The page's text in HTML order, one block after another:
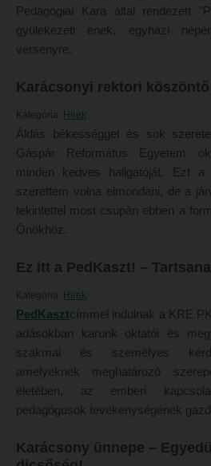
Átvétel más felsőoktatási intézményből
Jelentkezési lapok, nyomtatványok
HALLGATÓINKNAK
HÖK
Konzultációs időpontok
Kari pályázatok
Szakdolgozati tudnivalók
Tanulmányi határidők
Tanulmányi Osztály
Kérelmek – nyomtatványok
Hallgatói véleményvideók
Intézményi pontok
Hitéleti képzések jelentkezési lapja
Átvétel más felsőoktatási intézményből
Jelentkezési lapok, nyomtatványok
Ösztöndíjak
HALLGATÓINKNAK
2026/2027. tanévre felvett hallgatók részére
HÖK
Konzultációs időpontok
Órarend
Kari mentorok
Ösztöndíjak és egyéb hallgatói pályázatok
Pedagógiai Kara által rendezett
gyülekezeti ének, egyházi
versenyre.
Karácsonyi rektori köszöntő
Kategória: Hírek
Áldás békességgel és sok
Gáspár Református Egyetem
minden kedves hallgatóját. Ezt a
szerettem volna elmondani, de a
tekintettel most csupán ebben a
Önökhöz.
Ez itt a PedKaszt! –
Kategória: Hírek
PedKasztcímmel indulnak a KRE
adásokban karunk oktatói és
szakmai és személyes
amelyeknek meghatározó
életében, az emberi
pedagógusok tevékenységének
Karácsony ünnepe –